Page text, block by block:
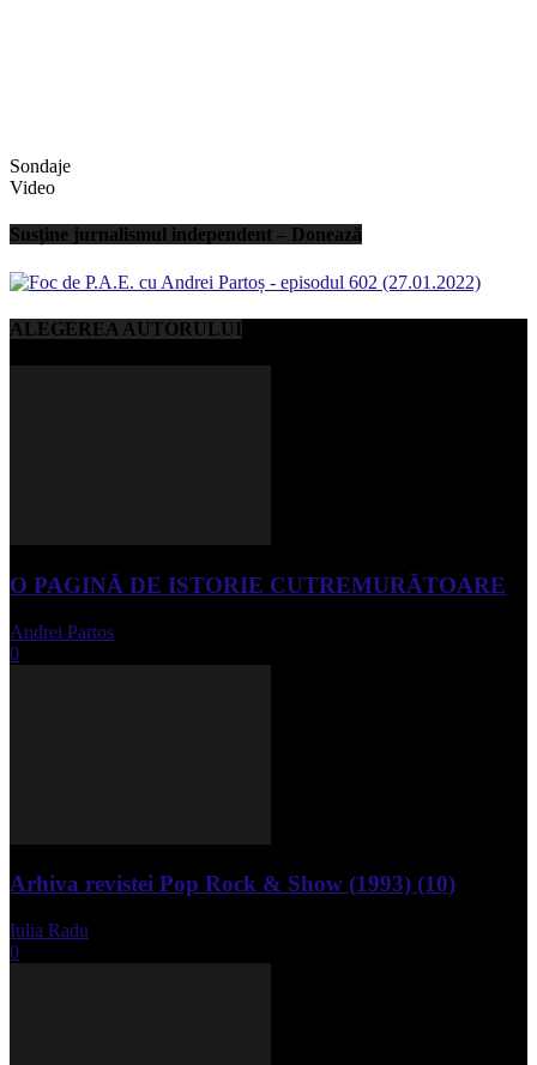
Sondaje
Video
Susține jurnalismul independent – Donează
ALEGEREA AUTORULUI
O PAGINĂ DE ISTORIE CUTREMURĂTOARE
Andrei Partos
0
Arhiva revistei Pop Rock & Show (1993) (10)
Iulia Radu
0